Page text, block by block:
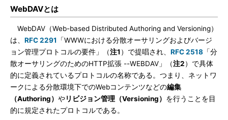
WebDAVとは
WebDAV（Web-based Distributed Authoring and Versioning）
は、 RFC 2291
「WWWにおける分散オーサリングおよびバージ
ョン管理プロトコルの要件」（注1 ）で提唱され、 RFC 2518 「分
散オーサリングのためのHTTP拡張 --WEBDAV」（注2）で具体
的に定義されているプロトコルの名称である。つまり、ネットワ
ークによる分散環境下でのWebコンテンツなどの編集
（Authoring） やリビジョン管理（Versioning） を行うことを目
的に規定されたプロトコルである。